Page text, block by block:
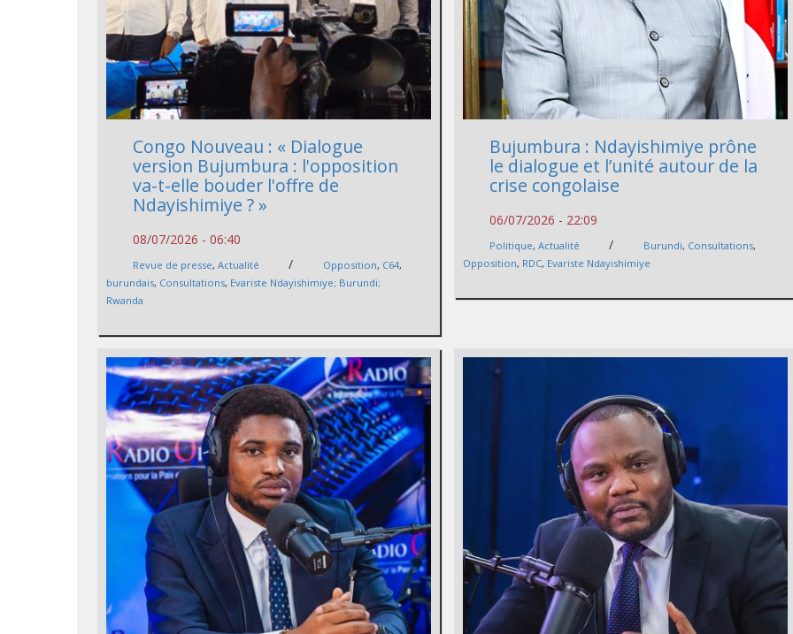
Congo Nouveau : « Dialogue
version Bujumbura : l'opposition
va-t-elle bouder l'offre de
Ndayishimiye ? »
08/07/2026 - 06:40
Revue de presse,Actualité / Opposition, C64,
burundais, Consultations, Evariste Ndayishimiye; Burundi;
Rwanda
Bujumbura : Ndayishimiye prône
le dialogue et l’unité autour de la
crise congolaise
06/07/2026 - 22:09
Politique,Actualité / Burundi, Consultations,
Opposition, RDC, Evariste Ndayishimiye